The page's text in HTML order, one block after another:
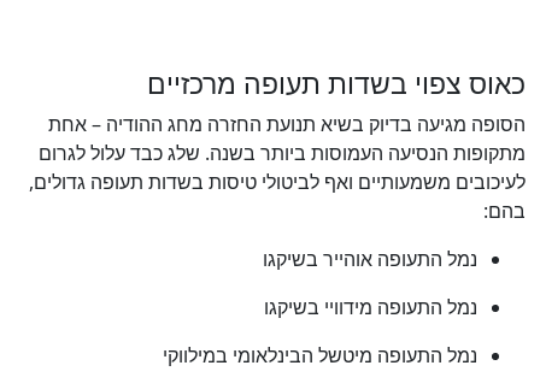
כאוס צפוי בשדות תעופה מרכזיים
הסופה מגיעה בדיוק בשיא תנועת החזרה מחג ההודיה – אחת
מתקופות הנסיעה העמוסות ביותר בשנה. שלג כבד עלול לגרום
לעיכובים משמעותיים ואף לביטולי טיסות בשדות תעופה גדולים,
בהם:
נמל התעופה אוהייר בשיקגו
נמל התעופה מידוויי בשיקגו
נמל התעופה מיטשל הבינלאומי במילווקי